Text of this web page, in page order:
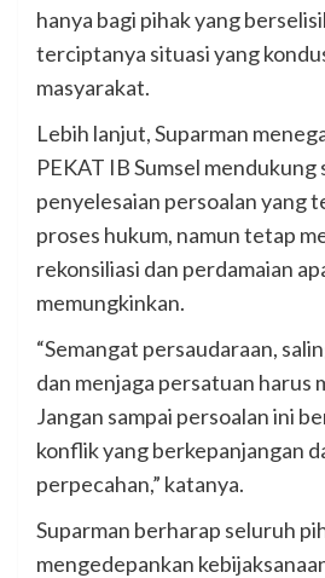
hanya bagi pihak yang
terciptanya situasi yang
masyarakat.
Lebih lanjut, Suparman
PEKAT IB Sumsel mendukung
penyelesaian persoalan yang
proses hukum, namun tetap
rekonsiliasi dan perdamaian
memungkinkan.
“Semangat persaudaraan,
dan menjaga persatuan harus
Jangan sampai persoalan ini
konflik yang berkepanjangan
perpecahan,” katanya.
Suparman berharap seluruh
mengedepankan